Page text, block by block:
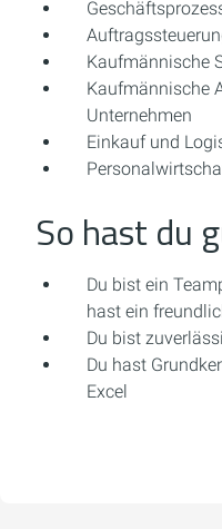
Kaufmännische
Kaufmännische
Unternehmen
Einkauf und
So hast du
Du bist ein
hast ein
Du bist
Du hast
Excel